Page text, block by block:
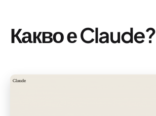
Какво е Claude?